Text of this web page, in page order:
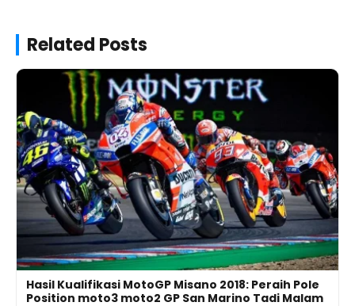
Related Posts
Hasil Kualifikasi MotoGP Misano 2018: Peraih Pole
Position moto3 moto2 GP San Marino Tadi Malam